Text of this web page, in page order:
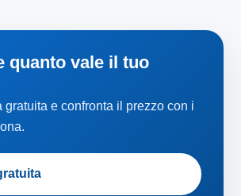
quanto vale il tuo
gratuita e confronta il prezzo con i